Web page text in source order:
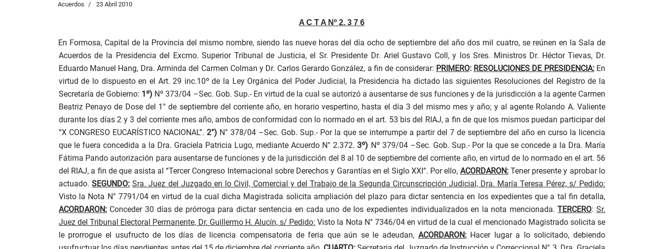
Acuerdos 23 Abril 2010
A C T A Nº 2. 3 7 6
En Formosa, Capital de la Provincia del mismo nombre, siendo las nueve horas del día ocho de septiembre del año dos mil cuatro, se reúnen en la Sala de
Acuerdos de la Presidencia del Excmo. Superior Tribunal de Justicia, el Sr. Presidente Dr. Ariel Gustavo Coll, y los Sres. Ministros Dr. Héctor Tievas, Dr.
Eduardo Manuel Hang, Dra. Arminda del Carmen Colman y Dr. Carlos Gerardo González, a fin de considerar: PRIMERO: RESOLUCIONES DE PRESIDENCIA:En
virtud de lo dispuesto en el Art. 29 inc.10º de la Ley Orgánica del Poder Judicial, la Presidencia ha dictado las siguientes Resoluciones del Registro de la
Secretaría de Gobierno: 1º) Nº 373/04 –Sec. Gob. Sup.- En virtud de la cual se autorizó a ausentarse de sus funciones y de la jurisdicción a la agente Carmen
Beatriz Penayo de Dose del 1° de septiembre del corriente año, en horario vespertino, hasta el día 3 del mismo mes y año; y al agente Rolando A. Valiente
durante los días 2 y 3 del corriente mes año, ambos de conformidad con lo normado en el art. 53 bis del RIAJ, a fin de que los mismos puedan participar del
“X CONGRESO EUCARÍSTICO NACIONAL”.2°) N° 378/04 –Sec. Gob. Sup.- Por la que se interrumpe a partir del 7 de septiembre del año en curso la licencia
que le fuera concedida a la Dra. Graciela Patricia Lugo, mediante Acuerdo N° 2.372. 3º) Nº 379/04 –Sec. Gob. Sup.- Por la que se concede a la Dra. María
Fátima Pando autorización para ausentarse de funciones y de la jurisdicción del 8 al 10 de septiembre del corriente año, en virtud de lo normado en el art. 56
del RIAJ, a fin de que asista al “Tercer Congreso Internacional sobre Derechos y Garantías en el Siglo XXI”. Por ello, ACORDARON:Tener presente y aprobar lo
actuado.SEGUNDO: Sra. Juez del Juzgado en lo Civil, Comercial y del Trabajo de la Segunda Circunscripción Judicial, Dra. María Teresa Pérez, s/ Pedido:
Visto la Nota N° 7791/04 en virtud de la cual dicha Magistrada solicita ampliación del plazo para dictar sentencia en los expedientes que a tal fin detalla,
ACORDARON:Conceder 30 días de prórroga para dictar sentencia en cada uno de los expedientes individualizados en la nota mencionada.TERCERO:Sr.
Juez del Tribunal Electoral Permanente, Dr. Guillermo H. Alucín, s/ Pedido: Visto la Nota N° 7346/04 en virtud de la cual el mencionado Magistrado solicita se
le prorrogue el usufructo de los días de licencia compensatoria de feria que aún se le adeudan, ACORDARON: Hacer lugar a lo solicitado, debiendo